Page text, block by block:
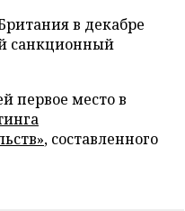
в декабре
санкционный
первое место в
, составленного